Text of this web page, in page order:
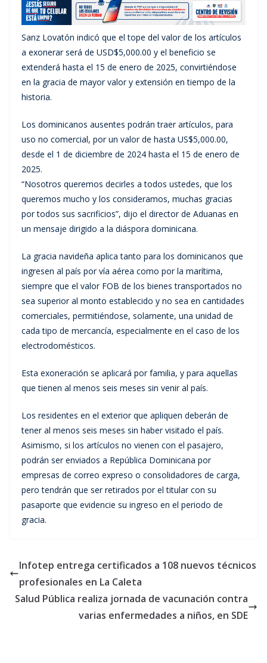
Sanz Lovatón indicó que el tope del valor de los artículos
a exonerar será de USD$5,000.00 y el beneficio se
extenderá hasta el 15 de enero de 2025, convirtiéndose
en la gracia de mayor valor y extensión en tiempo de la
historia.
Los dominicanos ausentes podrán traer artículos, para
uso no comercial, por un valor de hasta US$5,000.00,
desde el 1 de diciembre de 2024 hasta el 15 de enero de
2025.
“Nosotros queremos decirles a todos ustedes, que los
queremos mucho y los consideramos, muchas gracias
por todos sus sacrificios”, dijo el director de Aduanas en
un mensaje dirigido a la diáspora dominicana.
La gracia navideña aplica tanto para los dominicanos que
ingresen al país por vía aérea como por la marítima,
siempre que el valor FOB de los bienes transportados no
sea superior al monto establecido y no sea en cantidades
comerciales, permitiéndose, solamente, una unidad de
cada tipo de mercancía, especialmente en el caso de los
electrodomésticos.
Esta exoneración se aplicará por familia, y para aquellas
que tienen al menos seis meses sin venir al país.
Los residentes en el exterior que apliquen deberán de
tener al menos seis meses sin haber visitado el país.
Asimismo, si los artículos no vienen con el pasajero,
podrán ser enviados a República Dominicana por
empresas de correo expreso o consolidadores de carga,
pero tendrán que ser retirados por el titular con su
pasaporte que evidencie su ingreso en el periodo de
gracia.
Infotep entrega certificados a 108 nuevos técnicos
profesionales en La Caleta
Salud Pública realiza jornada de vacunación contra
varias enfermedades a niños, en SDE